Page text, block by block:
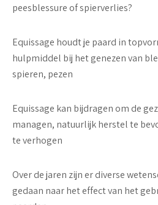
peesblessure of spierverlies?
Equissage houdt je paard in
hulpmiddel bij het genezen van
spieren, pezen
Equissage kan bijdragen om de
managen, natuurlijk herstel te
te verhogen
Over de jaren zijn er diverse
gedaan naar het effect van het